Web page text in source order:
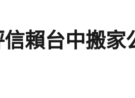
賴台中搬家